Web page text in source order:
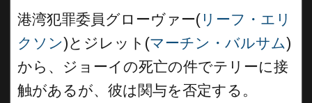
港湾犯罪委員グローヴァー( リーフ・エリ
クソン)とジレット(マーチン・バルサム)
から、ジョーイの死亡の件でテリーに接
触があるが、彼は関与を否定する。